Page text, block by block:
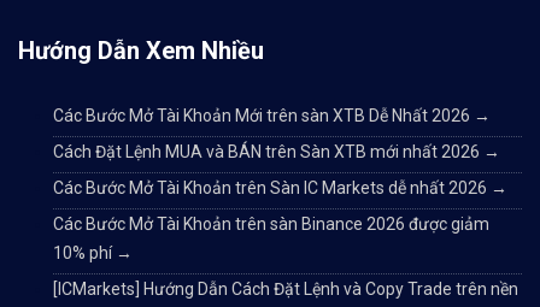
Hướng Dẫn Xem Nhiều
Các Bước Mở Tài Khoản Mới trên sàn XTB Dễ Nhất 2026 →
Cách Đặt Lệnh MUA và BÁN trên Sàn XTB mới nhất 2026 →
Các Bước Mở Tài Khoản trên Sàn IC Markets dễ nhất 2026 →
Các Bước Mở Tài Khoản trên sàn Binance 2026 được giảm
10% phí →
[ICMarkets] Hướng Dẫn Cách Đặt Lệnh và Copy Trade trên nền